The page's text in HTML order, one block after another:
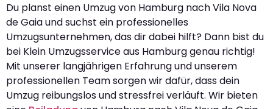
Du planst einen Umzug von Hamburg nach Vila Nova
de Gaia und suchst ein professionelles
Umzugsunternehmen, das dir dabei hilft? Dann bist du
bei Klein Umzugsservice aus Hamburg genau richtig!
Mit unserer langjährigen Erfahrung und unserem
professionellen Team sorgen wir dafür, dass dein
Umzug reibungslos und stressfrei verläuft. Wir bieten